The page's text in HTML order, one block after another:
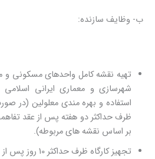
ب- وظایف سازنده:
تهیه نقشه کامل واحدهای مسکونی
شهرسازی و معماری ایرانی
استفاده و بهره مندی معلولین (در
ظرف حداکثر دو هفته پس از عقد
بر اساس نقشه های مربوطه).
تجهیز کارگاه ظرف حداکثر 10 روز پس از تنظیم قرارداد و تحویل زمین.